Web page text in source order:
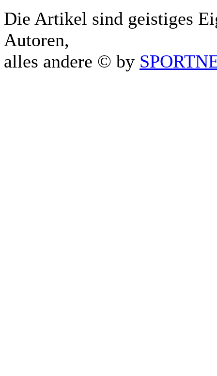
Die Artikel sind geistiges
Autoren,
alles andere © by